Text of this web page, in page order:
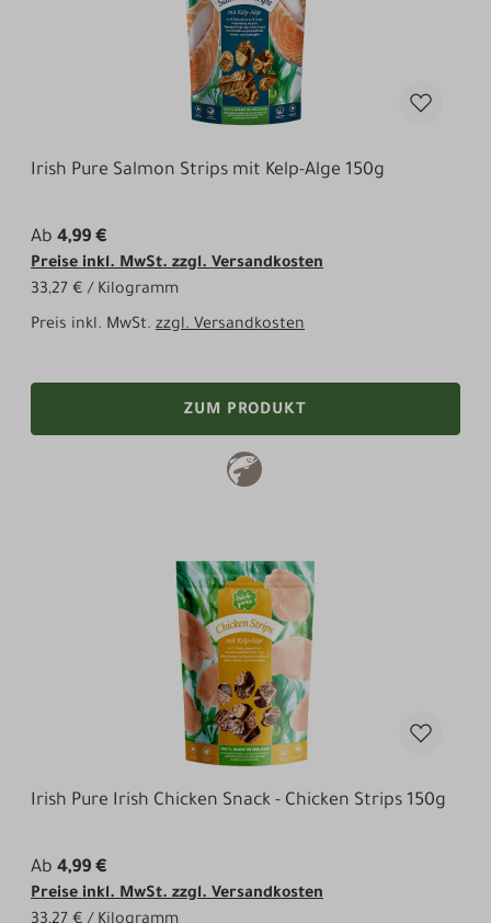
Irish Pure Salmon Strips mit Kelp-Alge 150g
Ab 4,99 €
Preise inkl. MwSt. zzgl. Versandkosten
33,27 € / Kilogramm
Preis inkl. MwSt. zzgl. Versandkosten
ZUM PRODUKT
Irish Pure Irish Chicken Snack - Chicken Strips 150g
Ab 4,99 €
Preise inkl. MwSt. zzgl. Versandkosten